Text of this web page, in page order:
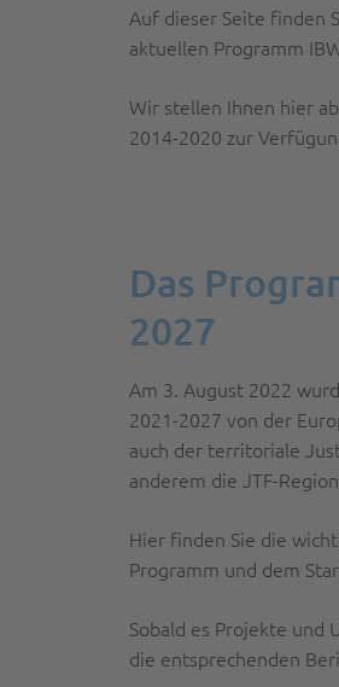
Auf dieser Seite finden
aktuellen Programm
Wir stellen Ihnen hier
2014-2020 zur
Das
2027
Am 3. August 2022
2021-2027 von der
auch der territoriale
anderem die JTF-
Hier finden Sie die
Programm und dem
Sobald es Projekte und
die entsprechenden